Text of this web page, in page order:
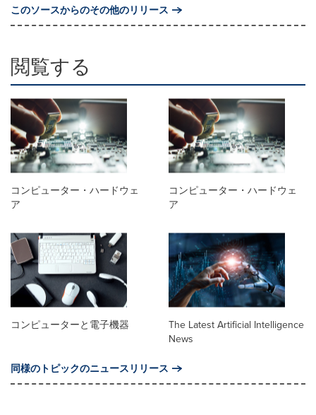
このソースからのその他のリリース
閲覧する
コンピューター・ハードウェ
ア
コンピューター・ハードウェ
ア
コンピューターと電子機器
The Latest Artificial Intelligence
News
同様のトピックのニュースリリース